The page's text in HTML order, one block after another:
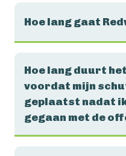
Hoe lang gaat
Hoe lang duurt
voordat mijn
geplaatst nadat
gegaan met de